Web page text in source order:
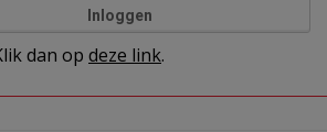
Inloggen
dan op deze link.